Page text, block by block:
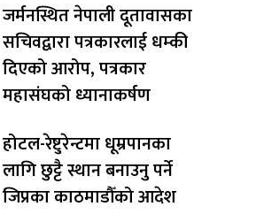
जर्मनस्थित नेपाली दूतावासका
सचिवद्वारा पत्रकारलाई धम्की
दिएको आरोप, पत्रकार
महासंघको ध्यानाकर्षण
होटल-रेष्टुरेन्टमा धूम्रपानका
लागि छुट्टै स्थान बनाउनु पर्ने
जिप्रका काठमाडौँको आदेश